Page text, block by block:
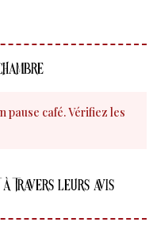
pause café. Vérifiez les
à travers leurs avis